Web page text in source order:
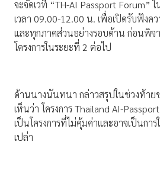
จะจัดเวที “TH-AI Passport Forum”
เวลา 09.00-12.00 น. เพื่อเปิดรับฟังค
และทุกภาคส่วนอย่างรอบด้าน ก่อนพิจ
โครงการในระยะที่ 2 ต่อไป
ด้านนางนันทนา กล่าวสรุปในช่วงท้าย
เห็นว่า โครงการ Thailand AI-
เป็นโครงการที่ไม่คุ้มค่าและอาจเป็นกา
เปล่า